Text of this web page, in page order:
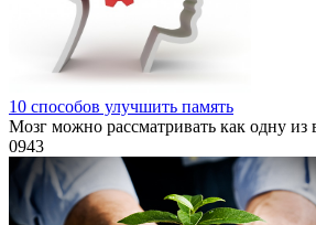
10 способов улучшить память
Мозг можно рассматривать как одну
0943